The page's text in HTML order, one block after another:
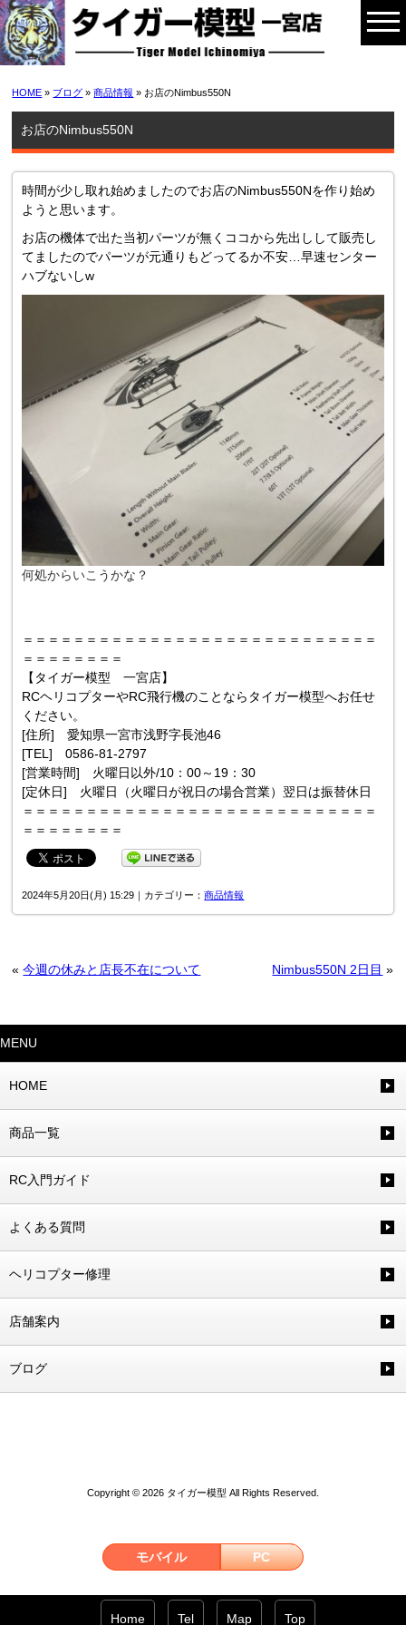
HOME » ブログ »商品情報 » お店のNimbus550N
お店のNimbus550N
時間が少し取れ始めましたのでお店のNimbus550Nを作り始め
ようと思います。
お店の機体で出た当初パーツが無くココから先出しして販売し
てましたのでパーツが元通りもどってるか不安…早速センター
ハブないしw
何処からいこうかな？
＝＝＝＝＝＝＝＝＝＝＝＝＝＝＝＝＝＝＝＝＝＝＝＝＝＝＝＝
＝＝＝＝＝＝＝＝
【タイガー模型 一宮店】
RCヘリコプターやRC飛行機のことならタイガー模型へお任せ
ください。
[住所] 愛知県一宮市浅野字長池46
[TEL] 0586-81-2797
[営業時間] 火曜日以外/10：00～19：30
[定休日] 火曜日（火曜日が祝日の場合営業）翌日は振替休日
＝＝＝＝＝＝＝＝＝＝＝＝＝＝＝＝＝＝＝＝＝＝＝＝＝＝＝＝
＝＝＝＝＝＝＝＝
2024年5月20日(月) 15:29｜カテゴリー：商品情報
«今週の休みと店長不在について Nimbus550N 2日目 »
MENU
HOME
商品一覧
RC入門ガイド
よくある質問
ヘリコプター修理
店舗案内
ブログ
Copyright © 2026 タイガー模型 All Rights Reserved.
モバイル PC
Home Tel Map Top